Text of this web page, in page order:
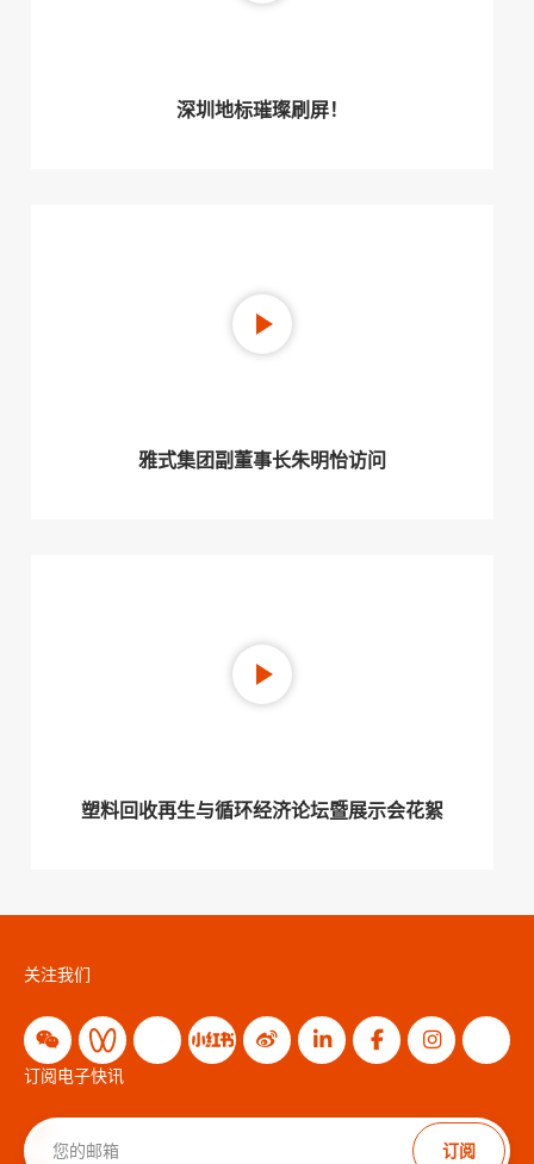
深圳地标璀璨刷屏！
雅式集团副董事长朱明怡访问
塑料回收再生与循环经济论坛暨展示会花絮
关注我们
订阅电子快讯
订阅